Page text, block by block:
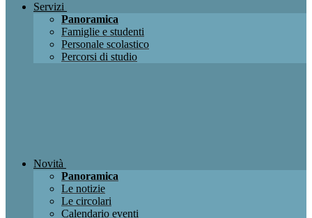
Servizi
Panoramica
Famiglie e studenti
Personale scolastico
Percorsi di studio
Novità
Panoramica
Le notizie
Le circolari
Calendario eventi